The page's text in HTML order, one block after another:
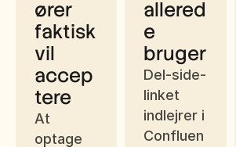
ører
faktisk
vil
accep
tere
At
optage
allered
e
bruger
Del-side-
linket
indlejrer i
Confluen